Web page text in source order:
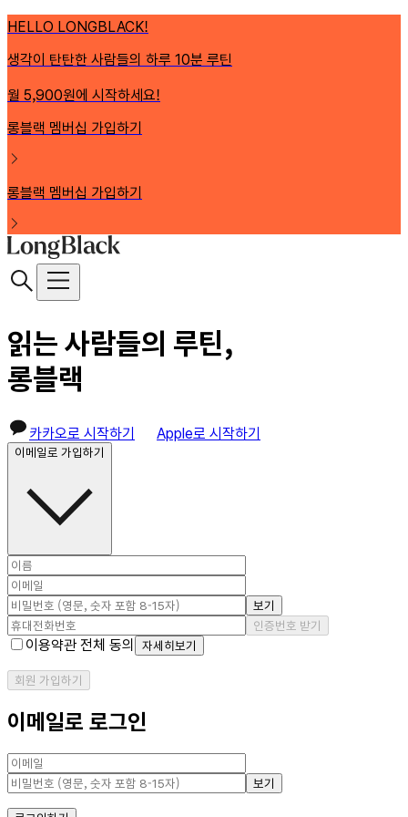
HELLO LONGBLACK!
생각이 탄탄한 사람들의 하루 10분 루틴
월 5,900원에 시작하세요!
롱블랙 멤버십 가입하기
롱블랙 멤버십 가입하기
읽는 사람들의 루틴,
롱블랙
카카오로 시작하기 Apple로 시작하기
이메일로 가입하기
보기
인증번호 받기
이용약관 전체 동의 자세히보기
회원 가입하기
이메일로 로그인
보기